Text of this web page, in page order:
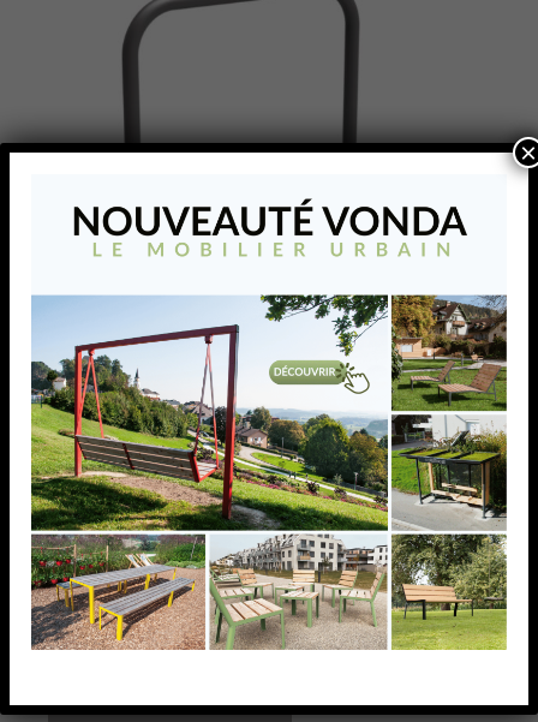
NIETJE (900)
L’appui-vélos NIETJE (900) au design moderne et
épuré s’intègre harmonieusement dans vos espaces
publics. NIETJE (900) est développé pour une
intégration parfaite et fonctionnelle dans les écoles,
campus, parcs, zones de stationnement et autres
parkings.
×